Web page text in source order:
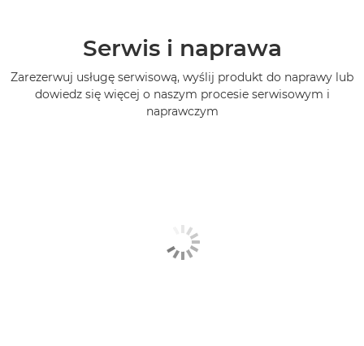
Serwis i naprawa
Zarezerwuj usługę serwisową, wyślij produkt do naprawy lub
dowiedz się więcej o naszym procesie serwisowym i
naprawczym